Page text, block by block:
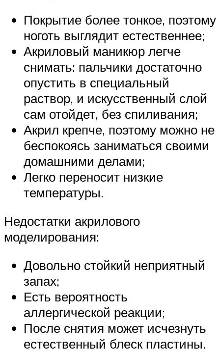
Покрытие более тонкое, поэтому
ноготь выглядит естественнее;
Акриловый маникюр легче
снимать: пальчики достаточно
опустить в специальный
раствор, и искусственный слой
сам отойдет, без спиливания;
Акрил крепче, поэтому можно не
беспокоясь заниматься своими
домашними делами;
Легко переносит низкие
температуры.
Недостатки акрилового
моделирования:
Довольно стойкий неприятный
запах;
Есть вероятность
аллергической реакции;
После снятия может исчезнуть
естественный блеск пластины.